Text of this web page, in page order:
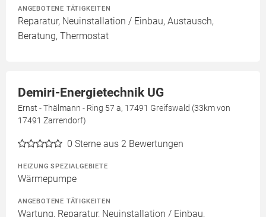
ANGEBOTENE TÄTIGKEITEN
Reparatur, Neuinstallation / Einbau, Austausch,
Beratung, Thermostat
Demiri-Energietechnik UG
Ernst - Thälmann - Ring 57 a, 17491 Greifswald (33km von
17491 Zarrendorf)
0 Sterne aus 2 Bewertungen
HEIZUNG SPEZIALGEBIETE
Wärmepumpe
ANGEBOTENE TÄTIGKEITEN
Wartung, Reparatur, Neuinstallation / Einbau,